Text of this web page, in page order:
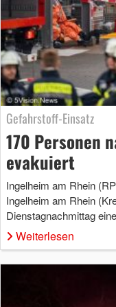
Gefahrstoff-Einsatz
170 Personen
evakuiert
Ingelheim am Rhein
Ingelheim am Rhein
Dienstagnachmittag
Weiterlesen